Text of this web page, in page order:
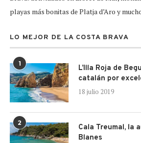
playas más bonitas de Platja d’Aro y
LO MEJOR DE LA COSTA BRAVA
1
L’Illa Roja de
catalán por
18 julio 2019
2
Cala Treumal, la
Blanes